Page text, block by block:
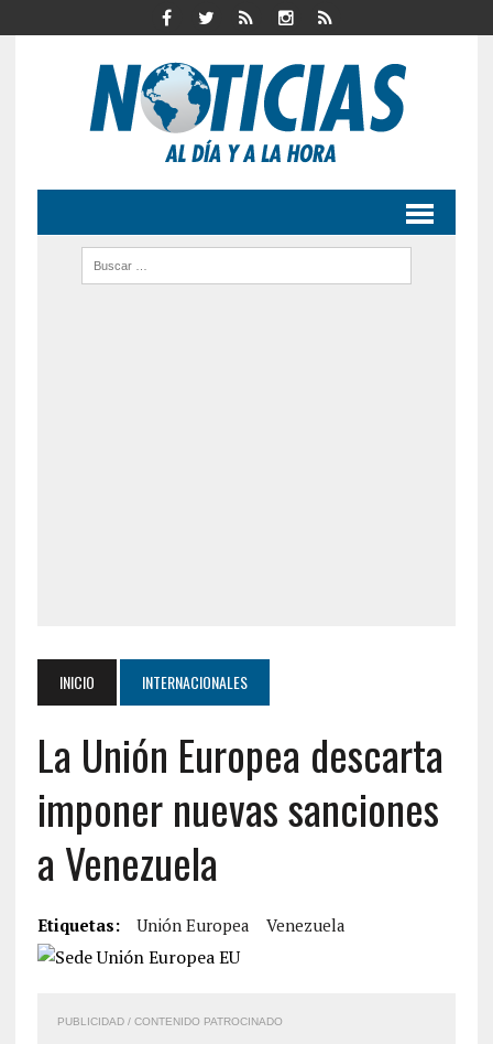
INICIO INTERNACIONALES
La Unión Europea descarta
imponer nuevas sanciones
a Venezuela
Etiquetas: Unión Europea Venezuela
PUBLICIDAD / CONTENIDO PATROCINADO